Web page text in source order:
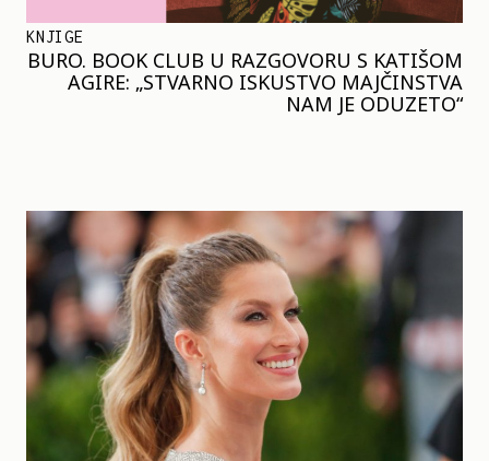
KNJIGE
BURO. BOOK CLUB U RAZGOVORU S KATIŠOM
AGIRE: „STVARNO ISKUSTVO MAJČINSTVA
NAM JE ODUZETO“